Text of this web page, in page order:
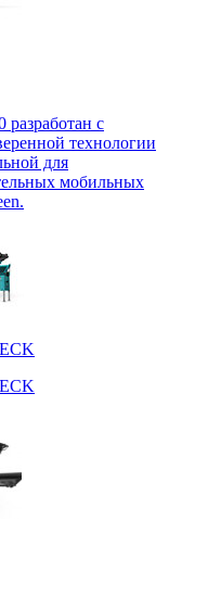
разработан с
технологии
для
мобильных